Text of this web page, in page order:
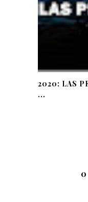
2020: LAS
...